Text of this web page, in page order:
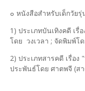
๐ หนังสือสำหรับเด็กวัย
1) ประเภทบันเทิงคดี เ
โดย วงเวลา ; จัดพิมพ์
2) ประเภทสารคดี เรื่อ
ประพันธ์โดย ศาตพจี (ส